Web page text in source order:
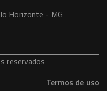
Horizonte - MG
reservados
Termos de uso